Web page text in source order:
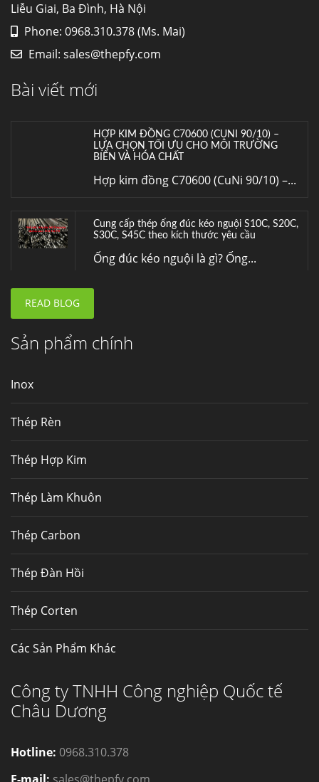
Liễu Giai, Ba Đình, Hà Nội
Phone: 0968.310.378 (Ms. Mai)
Email: sales@thepfy.com
Bài viết mới
nhiệt,...
Mua inox ở đâu chất lượng giá tốt? Gọi ngay
Inox (thép không gỉ) là một trong...
HỢP KIM ĐỒNG C70600 (CUNI 90/10) –
LỰA CHỌN TỐI ƯU CHO MÔI TRƯỜNG
BIỂN VÀ HÓA CHẤT
Hợp kim đồng C70600 (CuNi 90/10) –...
Cung cấp thép ống đúc kéo nguội S10C, S20C,
S30C, S45C theo kích thước yêu cầu
Ống đúc kéo nguội là gì? Ống...
Fengyang là một trong những nhà
Thép Fengyang
READ BLOG
Sản phẩm chính
Inox
Thép Rèn
Thép Hợp Kim
Thép Làm Khuôn
Thép Carbon
Thép Đàn Hồi
Thép Corten
Các Sản Phẩm Khác
Công ty TNHH Công nghiệp Quốc tế
Châu Dương
Hotline: 0968.310.378